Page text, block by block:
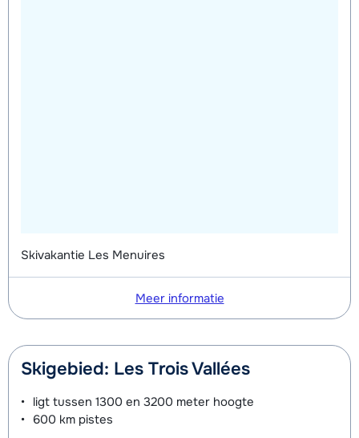
Skivakantie Les Menuires
Meer informatie
Skigebied: Les Trois Vallées
ligt tussen 1300 en 3200 meter hoogte
600 km pistes